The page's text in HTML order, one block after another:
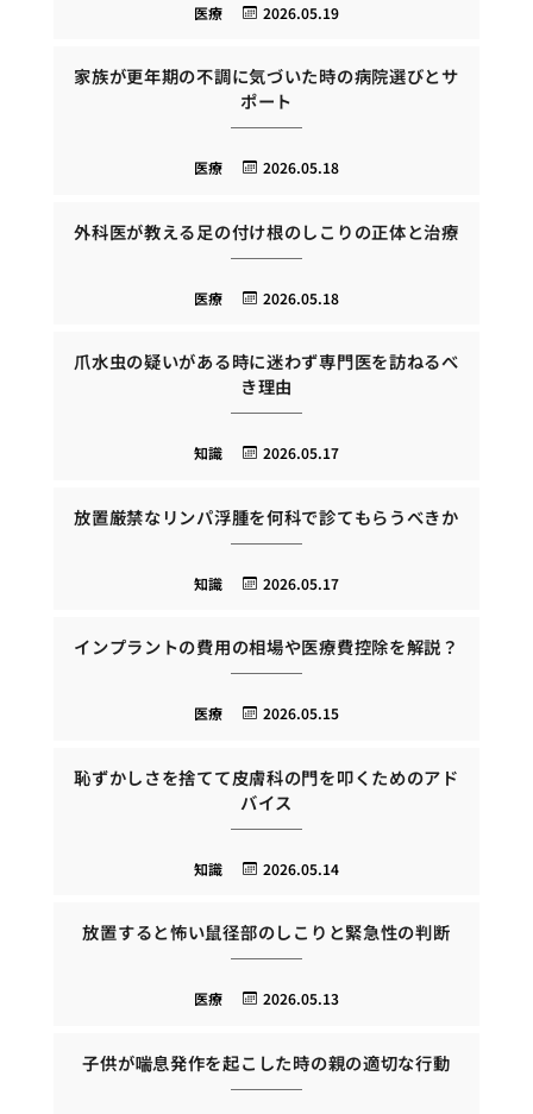
2026.05.19
医療
家族が更年期の不調に気づいた時の病院選びとサ
ポート
2026.05.18
医療
外科医が教える足の付け根のしこりの正体と治療
2026.05.18
医療
爪水虫の疑いがある時に迷わず専門医を訪ねるべ
き理由
2026.05.17
知識
放置厳禁なリンパ浮腫を何科で診てもらうべきか
2026.05.17
知識
インプラントの費用の相場や医療費控除を解説？
2026.05.15
医療
恥ずかしさを捨てて皮膚科の門を叩くためのアド
バイス
2026.05.14
知識
放置すると怖い鼠径部のしこりと緊急性の判断
2026.05.13
医療
子供が喘息発作を起こした時の親の適切な行動